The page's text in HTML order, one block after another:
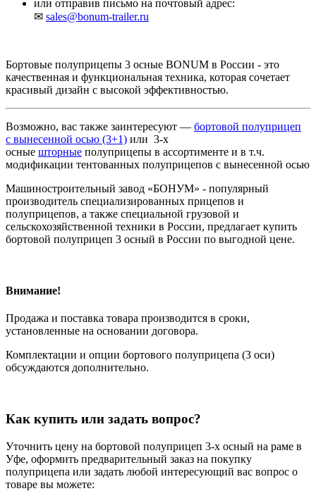
или отправив письмо на почтовый адрес:
✉ sales@bonum-trailer.ru
Бортовые полуприцепы 3 осные BONUM в России - это
качественная и функциональная техника, которая сочетает
красивый дизайн с высокой эффективностью.
Возможно, вас также заинтересуют — бортовой полуприцеп
с вынесенной осью (3+1) или 3-х
осные шторные полуприцепы в ассортименте и в т.ч.
модификации тентованных полуприцепов с вынесенной осью
Машиностроительный завод «БОНУМ» - популярный
производитель специализированных прицепов и
полуприцепов, а также специальной грузовой и
сельскохозяйственной техники в России, предлагает купить
бортовой полуприцеп 3 осный в России по выгодной цене.
Внимание!
Продажа и поставка товара производится в сроки,
установленные на основании договора.
Комплектации и опции бортового полуприцепа (3 оси)
обсуждаются дополнительно.
Как купить или задать вопрос?
Уточнить цену на бортовой полуприцеп 3-х осный на раме в
Уфе, оформить предварительный заказ на покупку
полуприцепа или задать любой интересующий вас вопрос о
товаре вы можете: